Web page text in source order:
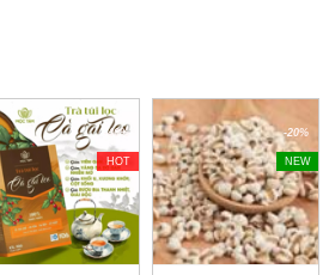
-40%
HOT
-20%
NEW